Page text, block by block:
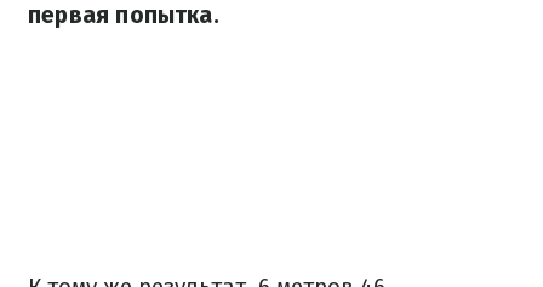
первая попытка.